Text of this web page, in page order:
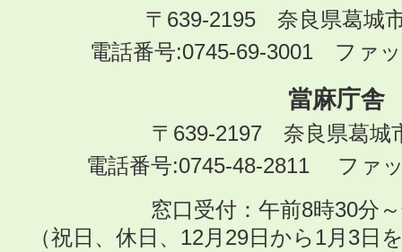
〒639-2195 奈良県葛城
電話番号:0745-69-3001 ファ
當麻庁舎
〒639-2197 奈良県葛城
電話番号:0745-48-2811 ファ
窓口受付：午前8時30分
（祝日、休日、12月29日から1月3日